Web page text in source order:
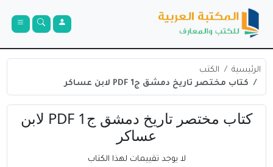
الرئيسية
الكتب
كتاب مختصر تاريخ دمشق ج1 PDF لابن عساكر
كتاب مختصر تاريخ دمشق ج1 PDF لابن
عساكر
لا يوجد تقييمات لهذا الكتاب